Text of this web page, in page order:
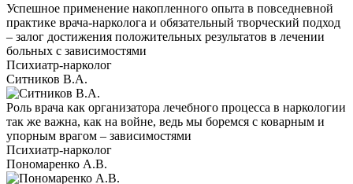
Успешное применение накопленного опыта в повседневной
практике врача-нарколога и обязательный творческий подход
– залог достижения положительных результатов в лечении
больных с зависимостями
Психиатр-нарколог
Ситников В.А.
Роль врача как организатора лечебного процесса в наркологии
так же важна, как на войне, ведь мы боремся с коварным и
упорным врагом – зависимостями
Психиатр-нарколог
Пономаренко А.В.